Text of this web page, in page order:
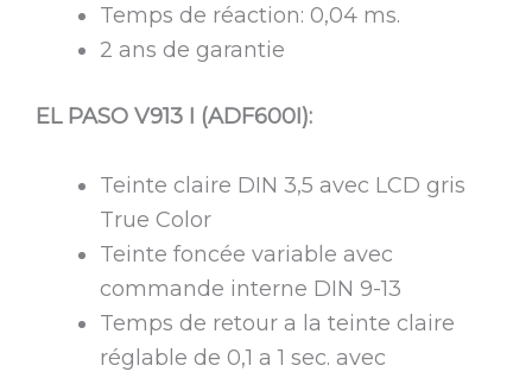
Temps de réaction: 0,04 ms.
2 ans de garantie
EL PASO V913 I (ADF600I):
Teinte claire DIN 3,5 avec LCD gris
True Color
Teinte foncée variable avec
commande interne DIN 9-13
Temps de retour a la teinte claire
réglable de 0,1 a 1 sec. avec